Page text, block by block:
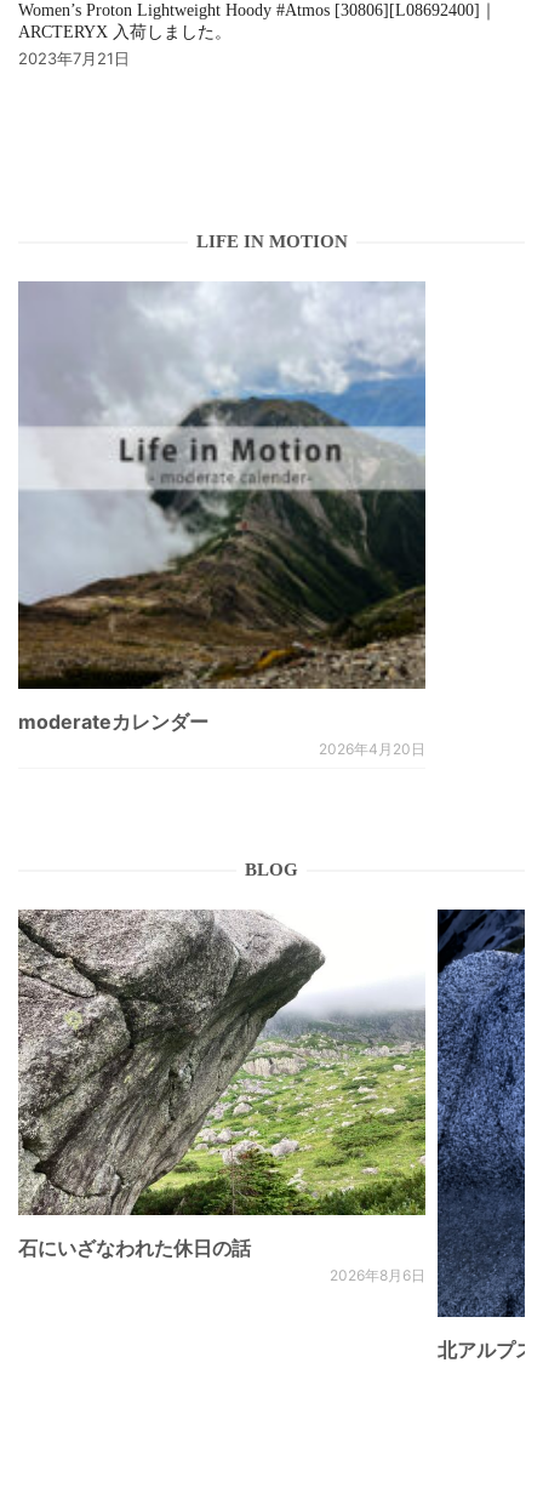
Women’s Proton Lightweight Hoody #Atmos [30806][L08692400]｜
ARCTERYX 入荷しました。
2023年7月21日
LIFE IN MOTION
moderateカレンダー
2026年4月20日
BLOG
石にいざなわれた休日の話
2026年8月6日
北アルプ